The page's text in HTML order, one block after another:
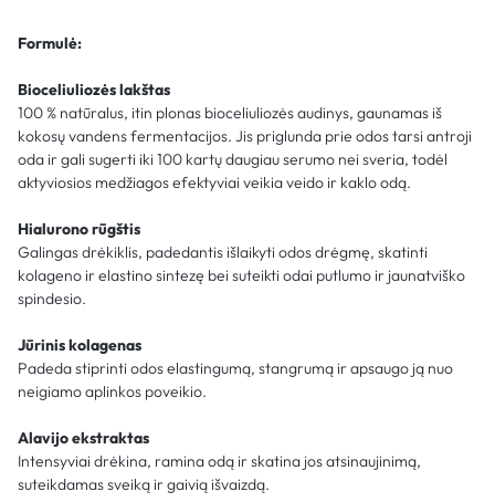
Formulė:
Bioceliuliozės lakštas
100 % natūralus, itin plonas bioceliuliozės audinys, gaunamas iš
kokosų vandens fermentacijos. Jis priglunda prie odos tarsi antroji
oda ir gali sugerti iki 100 kartų daugiau serumo nei sveria, todėl
aktyviosios medžiagos efektyviai veikia veido ir kaklo odą.
Hialurono rūgštis
Galingas drėkiklis, padedantis išlaikyti odos drėgmę, skatinti
kolageno ir elastino sintezę bei suteikti odai putlumo ir jaunatviško
spindesio.
Jūrinis kolagenas
Padeda stiprinti odos elastingumą, stangrumą ir apsaugo ją nuo
neigiamo aplinkos poveikio.
Alavijo ekstraktas
Intensyviai drėkina, ramina odą ir skatina jos atsinaujinimą,
suteikdamas sveiką ir gaivią išvaizdą.